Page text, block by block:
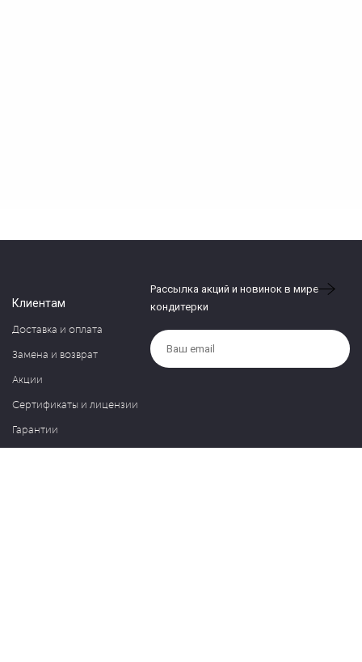
Клиентам
Доставка и оплата
Замена и возврат
Акции
Сертификаты и лицензии
Гарантии
Рассылка акций и новинок в мире
кондитерки